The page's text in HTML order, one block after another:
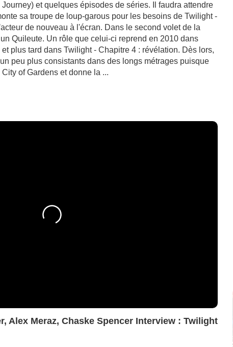
et quelques épisodes de séries. Il faudra attendre
sa troupe de loup-garous pour les besoins de Twilight -
de nouveau à l'écran. Dans le second volet de la
Quileute. Un rôle que celui-ci reprend en 2010 dans
plus tard dans Twilight - Chapitre 4 : révélation. Dès lors,
peu plus consistants dans des longs métrages puisque
of Gardens et donne la ...
Alex Meraz, Chaske Spencer Interview : Twilight